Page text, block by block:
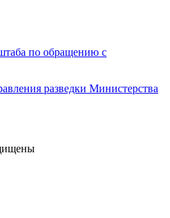
по обращению с
разведки Министерства